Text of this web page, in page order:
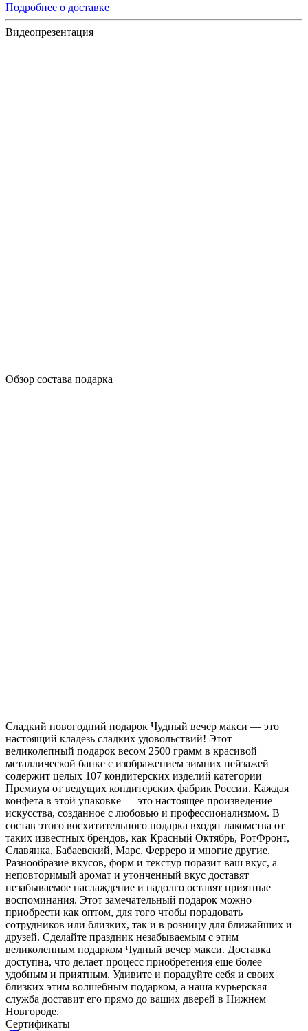
Подробнее о доставке
Видеопрезентация
Обзор состава подарка
Сладкий новогодний подарок Чудный вечер макси — это
настоящий кладезь сладких удовольствий! Этот
великолепный подарок весом 2500 грамм в красивой
металлической банке с изображением зимних пейзажей
содержит целых 107 кондитерских изделий категории
Премиум от ведущих кондитерских фабрик России. Каждая
конфета в этой упаковке — это настоящее произведение
искусства, созданное с любовью и профессионализмом. В
состав этого восхитительного подарка входят лакомства от
таких известных брендов, как Красный Октябрь, РотФронт,
Славянка, Бабаевский, Марс, Ферреро и многие другие.
Разнообразие вкусов, форм и текстур поразит ваш вкус, а
неповторимый аромат и утонченный вкус доставят
незабываемое наслаждение и надолго оставят приятные
воспоминания. Этот замечательный подарок можно
приобрести как оптом, для того чтобы порадовать
сотрудников или близких, так и в розницу для ближайших и
друзей. Сделайте праздник незабываемым с этим
великолепным подарком Чудный вечер макси. Доставка
доступна, что делает процесс приобретения еще более
удобным и приятным. Удивите и порадуйте себя и своих
близких этим волшебным подарком, а наша курьерская
служба доставит его прямо до ваших дверей в Нижнем
Новгороде.
Сертификаты